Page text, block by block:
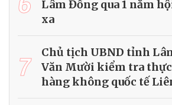
Lâm Đồng qua 1 năm
xa
7
Chủ tịch UBND tỉnh
Văn Mười kiểm tra
hàng không quốc tế